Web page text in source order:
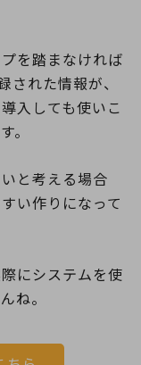
を踏まなければ
れた情報が、
入しても使いこ
。
と考える場合
い作りになって
にシステムを使
ね。